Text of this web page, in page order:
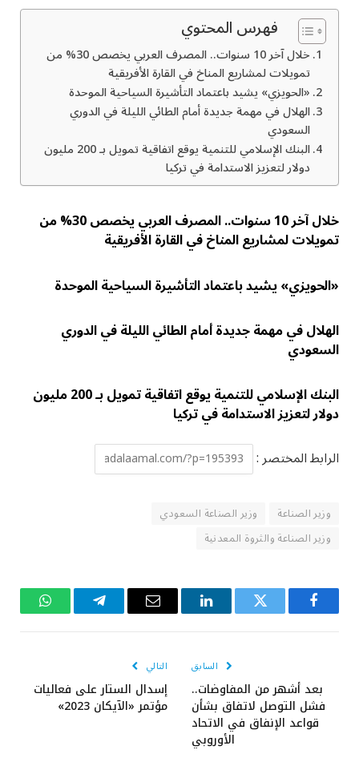
فهرس المحتوي
خلال آخر 10 سنوات.. المصرف العربي يخصص 30% من
تمويلات لمشاريع المناخ في القارة الأفريقية
«الحويزي» يشيد باعتماد التأشيرة السياحية الموحدة
الهلال في مهمة جديدة أمام الطائي الليلة في الدوري
السعودي
البنك الإسلامي للتنمية يوقع اتفاقية تمويل بـ 200 مليون
دولار لتعزيز الاستدامة في تركيا
خلال آخر 10 سنوات.. المصرف العربي يخصص 30% من
تمويلات لمشاريع المناخ في القارة الأفريقية
«الحويزي» يشيد باعتماد التأشيرة السياحية الموحدة
الهلال في مهمة جديدة أمام الطائي الليلة في الدوري
السعودي
البنك الإسلامي للتنمية يوقع اتفاقية تمويل بـ 200 مليون
دولار لتعزيز الاستدامة في تركيا
الرابط المختصر :
وزير الصناعة
وزير الصناعة السعودي
وزير الصناعة والثروة المعدنية
فيسبوك تويتر لينكدإن
البريد
تيلقرام واتساب
السابق
بعد أشهر من المفاوضات..
فشل التوصل لاتفاق بشأن
قواعد الإنفاق في الاتحاد
الأوروبي
التالي
إسدال الستار على فعاليات
مؤتمر «الآيكان 2023»